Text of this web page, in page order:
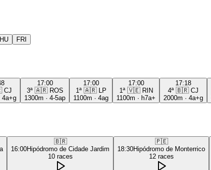
FRI
CJ
4a+g
17:00
3ª 🇦🇷 ROS
1300m · 4-5ap
17:00
1ª 🇦🇷
LP
1100m · 4ag
17:00
1ª 🇻🇪 RIN
1100m · h7a+
17:18
4ª 🇧🇷 CJ
2000m · 4a+g
🇧🇷
16:00Hipódromo de Cidade Jardim
10 races
🇵🇪
18:30Hipódromo de Monterrico
12 races